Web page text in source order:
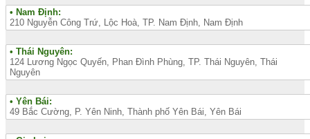
• Nam Định:
210 Nguyễn Công Trứ, Lộc Hoà, TP. Nam Định, Nam Định
• Thái Nguyên:
124 Lương Ngọc Quyến, Phan Đình Phùng, TP. Thái Nguyên, Thái
Nguyên
• Yên Bái:
49 Bắc Cường, P. Yên Ninh, Thành phố Yên Bái, Yên Bái